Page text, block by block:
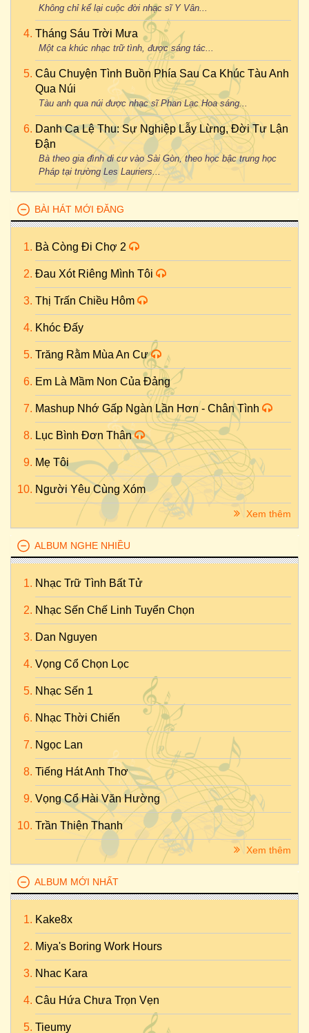
Không chỉ kể lại cuộc đời nhạc sĩ Y Vân...
Tháng Sáu Trời Mưa
Một ca khúc nhạc trữ tình, được sáng tác...
Câu Chuyện Tình Buồn Phía Sau Ca Khúc Tàu Anh
Qua Núi
Tàu anh qua núi được nhạc sĩ Phan Lạc Hoa sáng...
Danh Ca Lệ Thu: Sự Nghiệp Lẫy Lừng, Đời Tư Lận
Đận
Bà theo gia đình di cư vào Sài Gòn, theo học bậc trung học
Pháp tại trường Les Lauriers...
BÀI HÁT MỚI ĐĂNG
Bà Còng Đi Chợ 2
Đau Xót Riêng Mình Tôi
Thị Trấn Chiều Hôm
Khóc Đấy
Trăng Rằm Mùa An Cư
Em Là Mầm Non Của Đảng
Mashup Nhớ Gấp Ngàn Lần Hơn - Chân Tình
Lục Bình Đơn Thân
Mẹ Tôi
Người Yêu Cùng Xóm
Xem thêm
ALBUM NGHE NHIỀU
Nhạc Trữ Tình Bất Tử
Nhạc Sến Chế Linh Tuyển Chọn
Dan Nguyen
Vọng Cổ Chọn Lọc
Nhạc Sến 1
Nhạc Thời Chiến
Ngọc Lan
Tiếng Hát Anh Thơ
Vọng Cổ Hài Văn Hường
Trần Thiện Thanh
Xem thêm
ALBUM MỚI NHẤT
Kake8x
Miya's Boring Work Hours
Nhac Kara
Câu Hứa Chưa Trọn Vẹn
Tieumy